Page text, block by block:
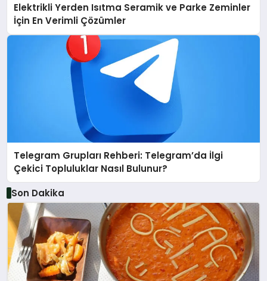
Elektrikli Yerden Isıtma Seramik ve Parke Zeminler
İçin En Verimli Çözümler
Telegram Grupları Rehberi: Telegram’da İlgi
Çekici Topluluklar Nasıl Bulunur?
Son Dakika